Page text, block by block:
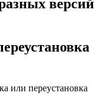
версий
или переустановка